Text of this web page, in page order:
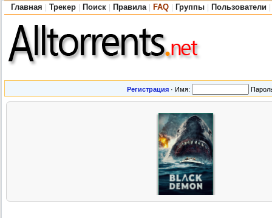
Главная Трекер Поиск Правила FAQ Группы Пользователи
Регистрация · Имя: